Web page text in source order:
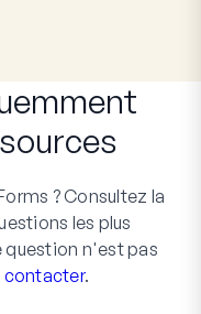
? Consultez la
les plus
n'est pas
contacter.